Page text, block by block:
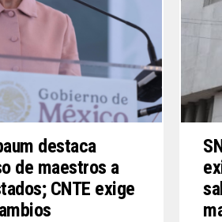
destaca
de maestros a
CNTE exige